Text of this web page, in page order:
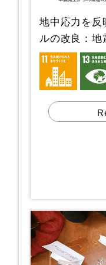
地中応力を反
ルの改良：地